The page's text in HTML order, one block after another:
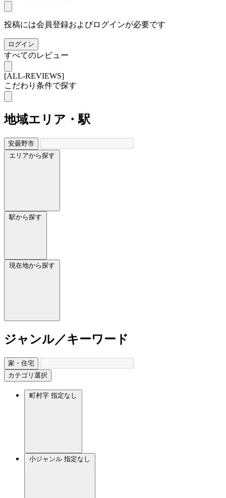
投稿には会員登録およびログインが必要です
ログイン
すべてのレビュー
[ALL-REVIEWS]
こだわり条件で探す
地域エリア・駅
安曇野市
エリアから探す
駅から探す
現在地から探す
ジャンル／キーワード
家・住宅
カテゴリ選択
町村字 指定なし
小ジャンル 指定なし